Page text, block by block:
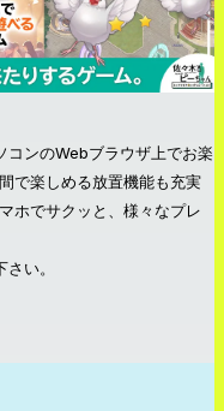
コンのWebブラウザ上でお楽
で楽しめる放置機能も充実
ホでサクッと、様々なプレ
い。